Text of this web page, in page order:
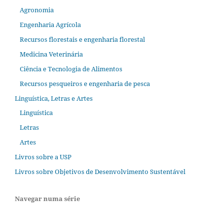
Agronomia
Engenharia Agrícola
Recursos florestais e engenharia florestal
Medicina Veterinária
Ciência e Tecnologia de Alimentos
Recursos pesqueiros e engenharia de pesca
Linguística, Letras e Artes
Linguística
Letras
Artes
Livros sobre a USP
Livros sobre Objetivos de Desenvolvimento Sustentável
Navegar numa série